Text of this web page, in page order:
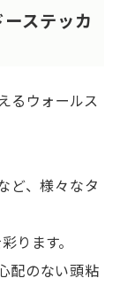
ステッカ
るウォールス
ど、様々なタ
ります。
配のない頭粘